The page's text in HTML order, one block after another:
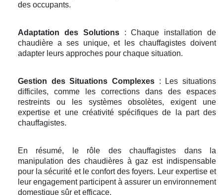
des occupants.
Adaptation des Solutions: Chaque installation de
chaudière a ses unique, et les chauffagistes doivent
adapter leurs approches pour chaque situation.
Gestion des Situations Complexes : Les situations
difficiles, comme les corrections dans des espaces
restreints ou les systèmes obsolètes, exigent une
expertise et une créativité spécifiques de la part des
chauffagistes.
En résumé, le rôle des chauffagistes dans la
manipulation des chaudières à gaz est indispensable
pour la sécurité et le confort des foyers. Leur expertise et
leur engagement participent à assurer un environnement
domestique sûr et efficace.